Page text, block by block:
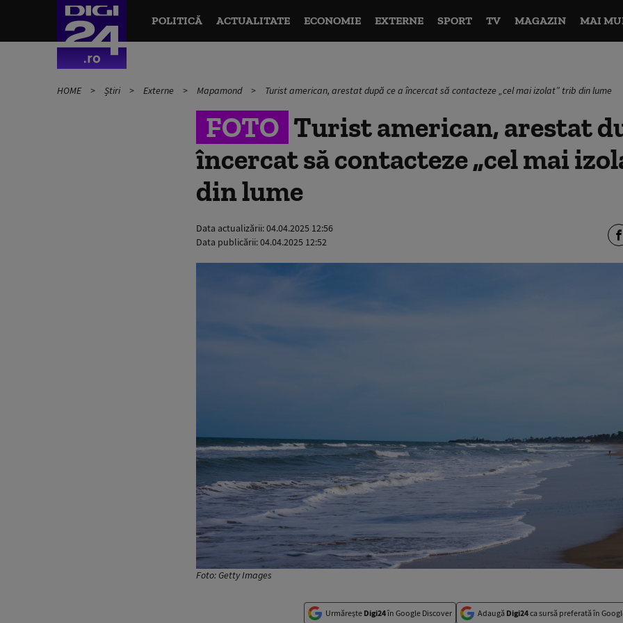
POLITICĂ ACTUALITATE ECONOMIE EXTERNE SPORT TV MAGAZIN MAI
HOME Știri Externe Mapamond Turist american, arestat după ce a încercat să contacteze „cel mai izolat” trib din lume
FOTO Turist american, arestat
încercat să contacteze „cel mai
din lume
Data actualizării:04.04.2025 12:56
Data publicării:04.04.2025 12:52
Foto: Getty Images
Urmărește Digi24în Google Discover Adaugă Digi24ca sursă preferată în